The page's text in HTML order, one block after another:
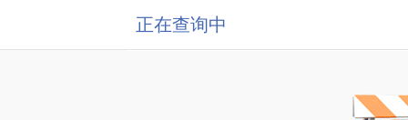
正在查询中